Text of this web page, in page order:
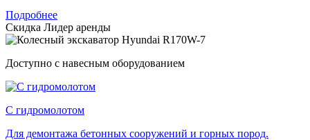
Подробнее
Скидка Лидер аренды
Доступно с навесным оборудованием
С гидромолотом
Для демонтажа бетонных сооружений и горных пород.